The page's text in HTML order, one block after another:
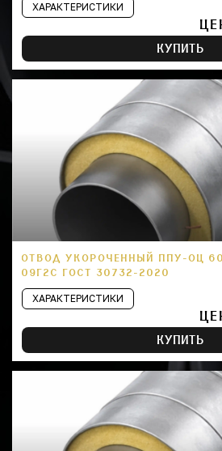
ХАРАКТЕРИСТИКИ
КУПИТЬ
ОТВОД УКОРОЧЕННЫЙ ППУ-ОЦ
09Г2С ГОСТ 30732-2020
ХАРАКТЕРИСТИКИ
КУПИТЬ